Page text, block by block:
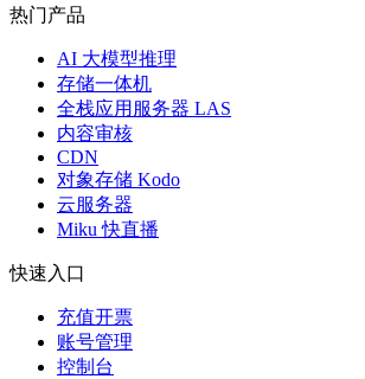
热门产品
AI 大模型推理
存储一体机
全栈应用服务器 LAS
内容审核
CDN
对象存储 Kodo
云服务器
Miku 快直播
快速入口
充值开票
账号管理
控制台